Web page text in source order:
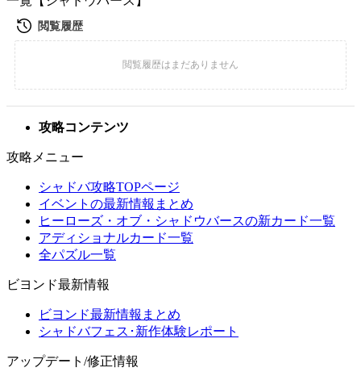
攻略コンテンツ
攻略メニュー
シャドバ攻略TOPページ
イベントの最新情報まとめ
ヒーローズ・オブ・シャドウバースの新カード一覧
アディショナルカード一覧
全パズル一覧
ビヨンド最新情報
ビヨンド最新情報まとめ
シャドバフェス･新作体験レポート
アップデート/修正情報